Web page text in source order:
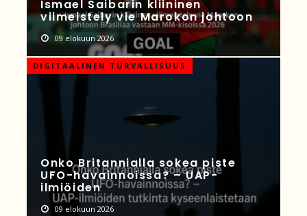
Ismael Saibarin kliininen
viimeistely vie Marokon johtoon
09 elokuun 2026
DIGITAALINEN TURVALLISUUS
Onko Britannialla sokea piste
UFO-havainnoissa? – UAP-
ilmiöiden
09 elokuun 2026